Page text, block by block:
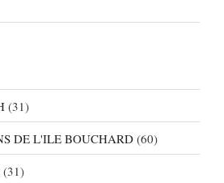
(31)
DE L'ILE BOUCHARD (60)
(31)